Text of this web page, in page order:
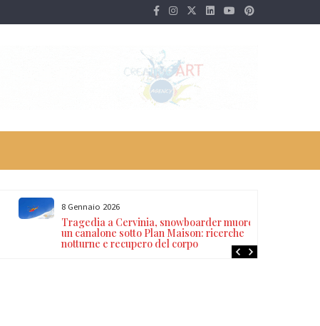
8 Gennaio 2026
Tragedia a Cervinia, snowboarder muore in
un canalone sotto Plan Maison: ricerche
notturne e recupero del corpo